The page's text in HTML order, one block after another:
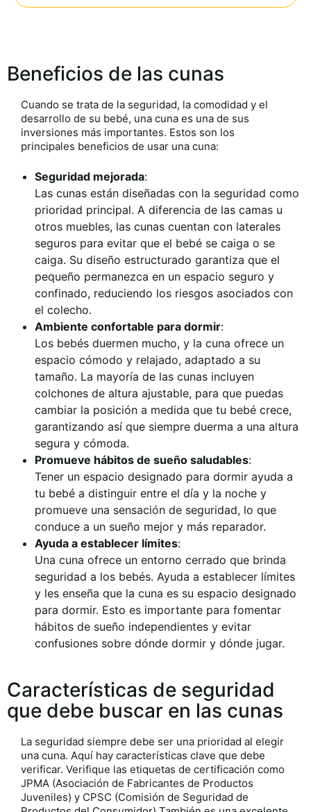
Beneficios de las cunas
Cuando se trata de la seguridad, la comodidad y el
desarrollo de su bebé, una cuna es una de sus
inversiones más importantes. Estos son los
principales beneficios de usar una cuna:
Seguridad mejorada:
Las cunas están diseñadas con la seguridad como
prioridad principal. A diferencia de las camas u
otros muebles, las cunas cuentan con laterales
seguros para evitar que el bebé se caiga o se
caiga. Su diseño estructurado garantiza que el
pequeño permanezca en un espacio seguro y
confinado, reduciendo los riesgos asociados con
el colecho.
Ambiente confortable para dormir:
Los bebés duermen mucho, y la cuna ofrece un
espacio cómodo y relajado, adaptado a su
tamaño. La mayoría de las cunas incluyen
colchones de altura ajustable, para que puedas
cambiar la posición a medida que tu bebé crece,
garantizando así que siempre duerma a una altura
segura y cómoda.
Promueve hábitos de sueño saludables:
Tener un espacio designado para dormir ayuda a
tu bebé a distinguir entre el día y la noche y
promueve una sensación de seguridad, lo que
conduce a un sueño mejor y más reparador.
Ayuda a establecer límites:
Una cuna ofrece un entorno cerrado que brinda
seguridad a los bebés. Ayuda a establecer límites
y les enseña que la cuna es su espacio designado
para dormir. Esto es importante para fomentar
hábitos de sueño independientes y evitar
confusiones sobre dónde dormir y dónde jugar.
Características de seguridad
que debe buscar en las cunas
La seguridad siempre debe ser una prioridad al elegir
una cuna. Aquí hay características clave que debe
verificar. Verifique las etiquetas de certificación como
JPMA (Asociación de Fabricantes de Productos
Juveniles) y CPSC (Comisión de Seguridad de